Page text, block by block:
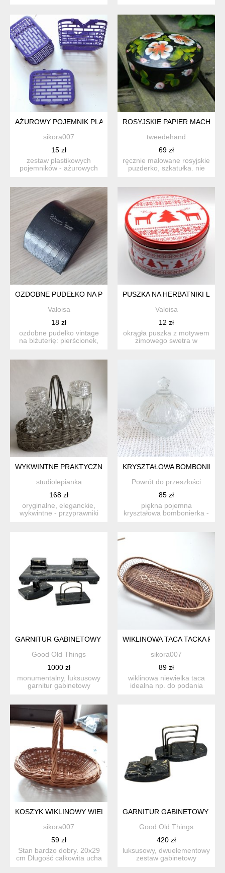
AŻUROWY POJEMNIK PLASTIKOWY KOSZYCZEK
sikora007
15 zł
zestaw plastikowych
pojemników - ażurowych
ROSYJSKIE PAPIER MACHE *
tweedehand
69 zł
ręcznie malowane rosyjskie
puzderko, szkatułka. nie
OZDOBNE PUDEŁKO NA PIERŚCIONEK BIŻUTERIĘ WARREN
Valoisa
18 zł
ozdobne pudełko vintage
na biżuterię: pierścionek,
PUSZKA NA HERBATNIKI LUB
Valoisa
12 zł
okrągła puszka z motywem
zimowego swetra w
WYKWINTNE PRAKTYCZNE - SZKŁO KRYSZTAŁOWE I
studiolepianka
168 zł
oryginalne, eleganckie,
wykwintne - przyprawniki
KRYSZTAŁOWA
Powrót do przeszłości
85 zł
piękna pojemna
kryształowa bombonierka -
GARNITUR GABINETOWY ART DECO MARMUR PORTORO
Good Old Things
1000 zł
monumentalny, luksusowy
garnitur gabinetowy
WIKLINOWA TACA TACKA
sikora007
89 zł
wiklinowa niewielka taca
idealna np. do podania
KOSZYK WIKLINOWY WIELKANOC
sikora007
59 zł
Stan bardzo dobry. 20x29
cm Długość całkowita ucha
GARNITUR GABINETOWY
Good Old Things
420 zł
luksusowy, dwuelementowy
zestaw gabinetowy